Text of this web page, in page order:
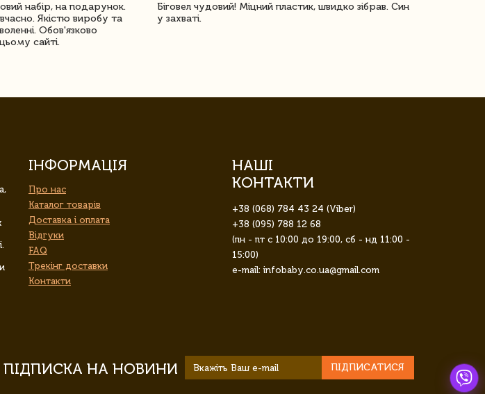
набір, на подарунок.
Якістю виробу та
Обов'язково
сайті.
Біговел чудовий! Міцний пластик, швидко зібрав. Син
у захваті.
ІНФОРМАЦІЯ
Про нас
Каталог товарів
Доставка і оплата
Відгуки
FAQ
Трекінг доставки
Контакти
НАШІ
КОНТАКТИ
+38 (068) 784 43 24 (Viber)
+38 (095) 788 12 68
(пн - пт с 10:00 до 19:00, сб - нд 11:00 -
15:00)
e-mail: infobaby.co.ua@gmail.com
ПІДПИСКА НА НОВИНИ ПІДПИСАТИСЯ